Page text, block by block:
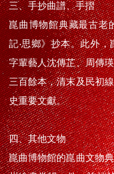
三、手抄曲譜、手摺
崑曲博物館典藏最古老
記‧思鄉》抄本。此外
字輩藝人沈傳芷、周傳
三百餘本，清末及民初
史重要文獻。
四、其他文物
崑曲博物館的崑曲文物